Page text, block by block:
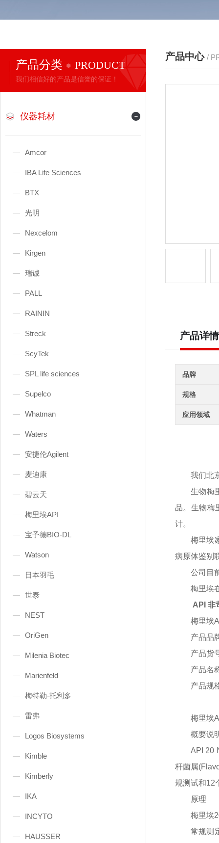
产品分类 PRODUCT
我们相信好的产品是信誉的保证！
仪器耗材
Amcor
IBA Life Sciences
BTX
光明
Nexcelom
Kirgen
瑞诚
PALL
RAININ
Streck
ScyTek
SPL life sciences
Supelco
Whatman
Waters
安捷伦Agilent
麦迪康
碧云天
梅里埃API
宝予德BIO-DL
Watson
日本羽毛
世泰
NEST
OriGen
Milenia Biotec
Marienfeld
梅特勒-托利多
雷弗
Logos Biosystems
Kimble
Kimberly
IKA
INCYTO
HAUSSER
产品中心 /
产品详情
品牌
规格
应用领域
我们北
生物梅
品。生物梅
计。
梅里埃
病原体鉴别
公司目
梅里埃
API 非
梅里埃
产品品
产品货
产品名
产品规
梅里埃
概要说
API 20
杆菌属
规测试和12
原理
梅里埃
常规测